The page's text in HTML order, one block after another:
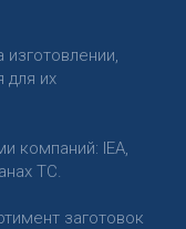
для их
компаний: IEA,
ТС.
заготовок